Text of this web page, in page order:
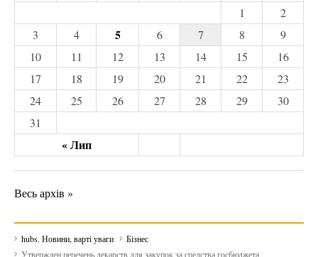
« Лип
1
2
3
4 5 6 7 8
9
10
11 12 13 14 15
16
17
18 19 20 21 22
23
24
25 26 27 28 29
30
31
Весь архів »
hubs. Новини, варті уваги
Бізнес
Утвержден перечень лекарств для закупок за средства госбюджета